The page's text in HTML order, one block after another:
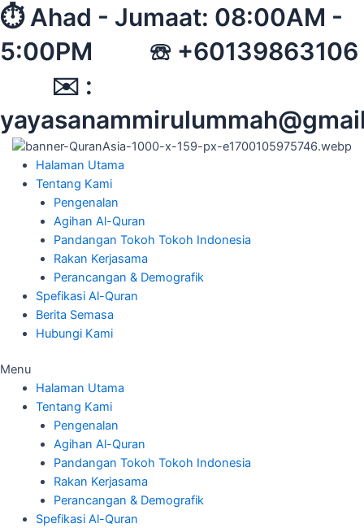
Skip
to
content
⏱︎ Ahad - Jumaat: 08:00AM -
5:00PM ☏ +60139863106
✉︎ :
Halaman Utama
Tentang Kami
Pengenalan
Agihan Al-Quran
Pandangan Tokoh Tokoh Indonesia
Rakan Kerjasama
Perancangan & Demografik
Spefikasi Al-Quran
Berita Semasa
Hubungi Kami
Menu
Halaman Utama
Tentang Kami
Pengenalan
Agihan Al-Quran
Pandangan Tokoh Tokoh Indonesia
Rakan Kerjasama
Perancangan & Demografik
Spefikasi Al-Quran